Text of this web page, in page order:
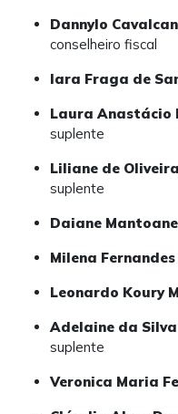
Dannylo
conselheiro fiscal
Iara Fraga de
Laura Anastácio
suplente
Liliane de
suplente
Daiane
Milena
Leonardo Koury
Adelaine da
suplente
Veronica Maria